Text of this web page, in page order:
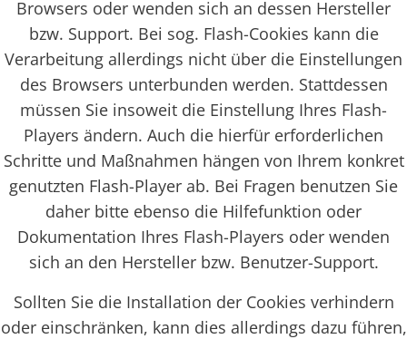
Browsers oder wenden sich an dessen Hersteller
bzw. Support. Bei sog. Flash-Cookies kann die
Verarbeitung allerdings nicht über die Einstellungen
des Browsers unterbunden werden. Stattdessen
müssen Sie insoweit die Einstellung Ihres Flash-
Players ändern. Auch die hierfür erforderlichen
Schritte und Maßnahmen hängen von Ihrem konkret
genutzten Flash-Player ab. Bei Fragen benutzen Sie
daher bitte ebenso die Hilfefunktion oder
Dokumentation Ihres Flash-Players oder wenden
sich an den Hersteller bzw. Benutzer-Support.
Sollten Sie die Installation der Cookies verhindern
oder einschränken, kann dies allerdings dazu führen,